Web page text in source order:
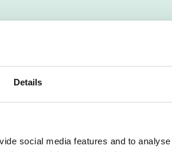
Details
social media features and to